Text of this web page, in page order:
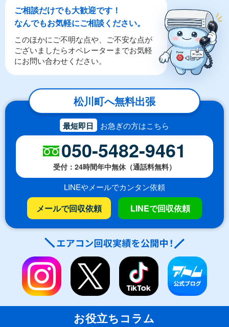
ご相談だけでも大歓迎です！
なんでもお気軽にご相談ください。
このほかにご不明な点や、ご不安な点が
ございましたらオペレーターまでお気軽
にお問い合わせください。
松川町へ無料出張
最短即日 お急ぎの方はこちら
050-5482-9461
受付：24時間年中無休（通話料無料）
LINEやメールでカンタン依頼
メールで回収依頼 LINEで回収依頼
お役立ちコラム